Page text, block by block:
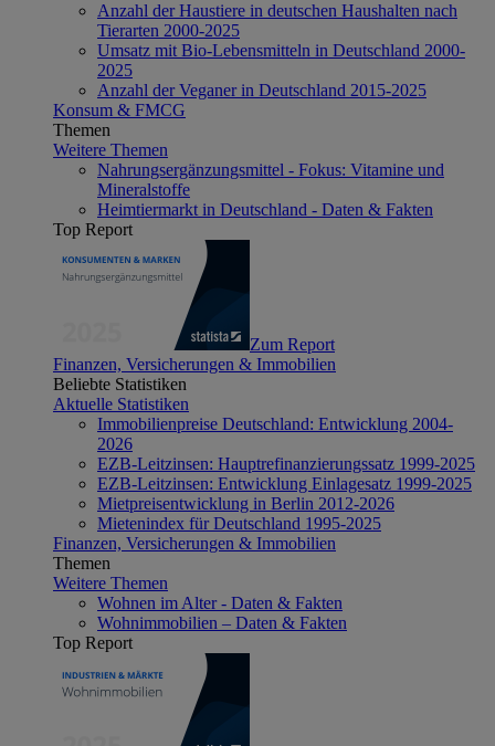
Anzahl der Haustiere in deutschen Haushalten nach
Tierarten 2000-2025
Umsatz mit Bio-Lebensmitteln in Deutschland 2000-
2025
Anzahl der Veganer in Deutschland 2015-2025
Konsum & FMCG
Themen
Weitere Themen
Nahrungsergänzungsmittel - Fokus: Vitamine und
Mineralstoffe
Heimtiermarkt in Deutschland - Daten & Fakten
Top Report
Zum Report
Finanzen, Versicherungen & Immobilien
Beliebte Statistiken
Aktuelle Statistiken
Immobilienpreise Deutschland: Entwicklung 2004-
2026
EZB-Leitzinsen: Hauptrefinanzierungssatz 1999-2025
EZB-Leitzinsen: Entwicklung Einlagesatz 1999-2025
Mietpreisentwicklung in Berlin 2012-2026
Mietenindex für Deutschland 1995-2025
Finanzen, Versicherungen & Immobilien
Themen
Weitere Themen
Wohnen im Alter - Daten & Fakten
Wohnimmobilien – Daten & Fakten
Top Report